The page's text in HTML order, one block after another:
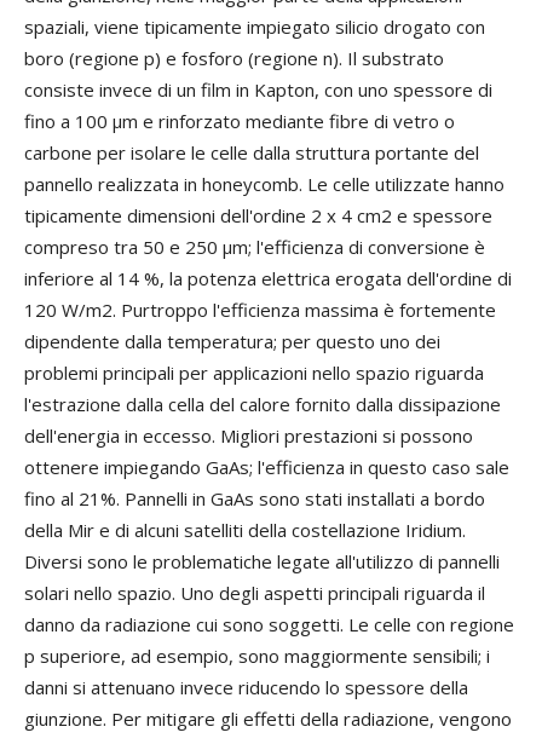
spaziali, viene tipicamente impiegato silicio drogato con
boro (regione p) e fosforo (regione n). Il substrato
consiste invece di un film in Kapton, con uno spessore di
fino a 100 μm e rinforzato mediante fibre di vetro o
carbone per isolare le celle dalla struttura portante del
pannello realizzata in honeycomb. Le celle utilizzate hanno
tipicamente dimensioni dell'ordine 2 x 4 cm2 e spessore
compreso tra 50 e 250 μm; l'efficienza di conversione è
inferiore al 14 %, la potenza elettrica erogata dell'ordine di
120 W/m2. Purtroppo l'efficienza massima è fortemente
dipendente dalla temperatura; per questo uno dei
problemi principali per applicazioni nello spazio riguarda
l'estrazione dalla cella del calore fornito dalla dissipazione
dell'energia in eccesso. Migliori prestazioni si possono
ottenere impiegando GaAs; l'efficienza in questo caso sale
fino al 21%. Pannelli in GaAs sono stati installati a bordo
della Mir e di alcuni satelliti della costellazione Iridium.
Diversi sono le problematiche legate all'utilizzo di pannelli
solari nello spazio. Uno degli aspetti principali riguarda il
danno da radiazione cui sono soggetti. Le celle con regione
p superiore, ad esempio, sono maggiormente sensibili; i
danni si attenuano invece riducendo lo spessore della
giunzione. Per mitigare gli effetti della radiazione, vengono